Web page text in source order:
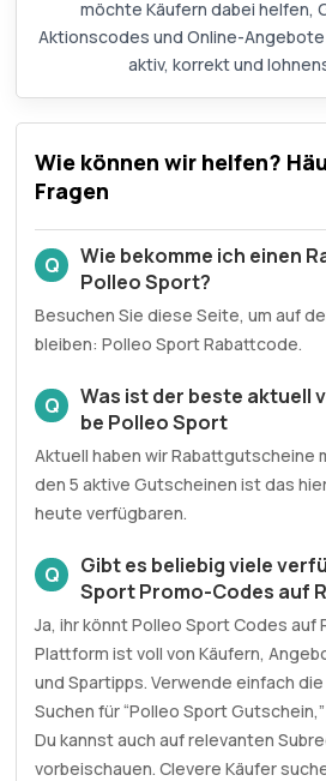
möchte Käufern dabei helfen,
Aktionscodes und Online-
aktiv, korrekt und
Wie können wir helfen?
Fragen
Q
Wie bekomme ich einen
Polleo Sport?
Besuchen Sie diese Seite, um auf
bleiben: Polleo Sport Rabattcode.
Q
Was ist der beste aktuell
be Polleo Sport
Aktuell haben wir Rabattgutscheine
den 5 aktive Gutscheinen ist das
heute verfügbaren.
Q
Gibt es beliebig viele
Sport Promo-Codes auf
Ja, ihr könnt Polleo Sport Codes auf
Plattform ist voll von Käufern,
und Spartipps. Verwende einfach
Suchen für “Polleo Sport
Du kannst auch auf relevanten
vorbeischauen. Clevere Käufer